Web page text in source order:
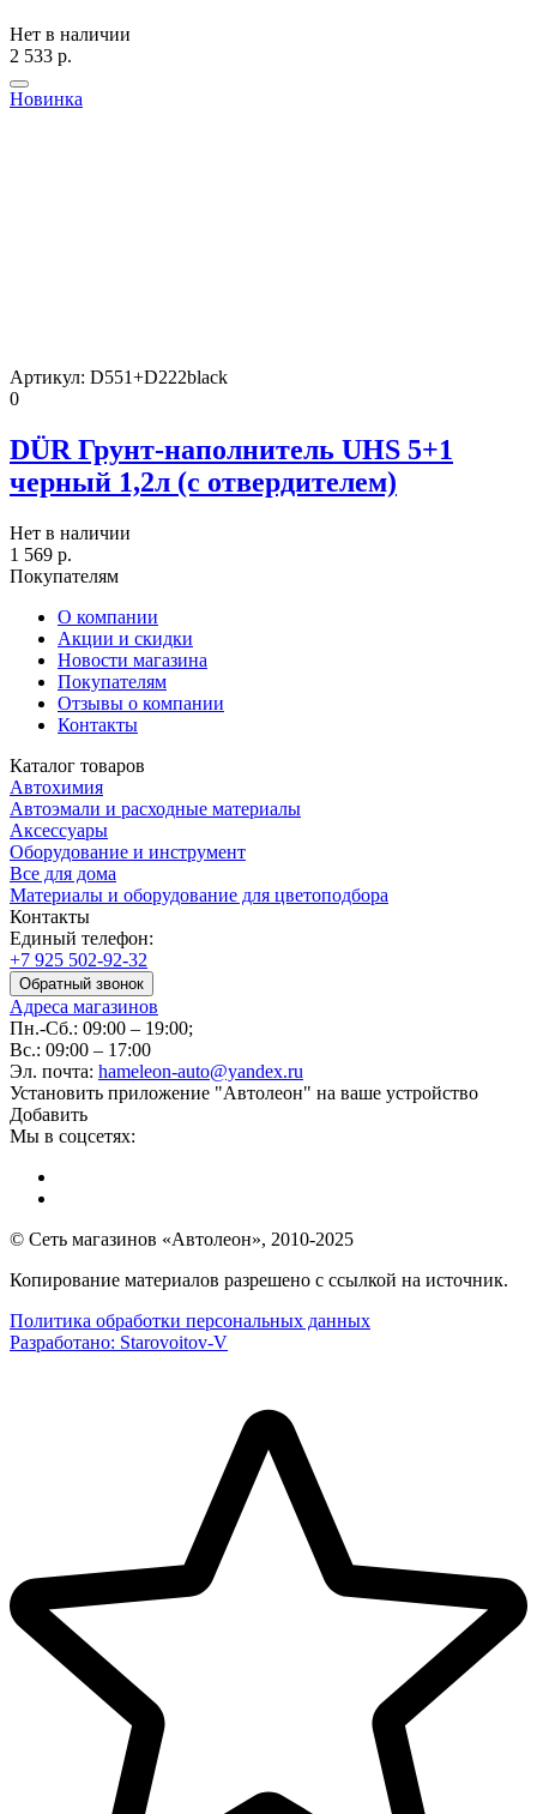
Нет в наличии
2 533 р.
Новинка
Артикул: D551+D222black
0
DÜR Грунт-наполнитель UHS 5+1
черный 1,2л (с отвердителем)
Нет в наличии
1 569 р.
Покупателям
О компании
Акции и скидки
Новости магазина
Покупателям
Отзывы о компании
Контакты
Каталог товаров
Автохимия
Автоэмали и расходные материалы
Аксессуары
Оборудование и инструмент
Все для дома
Материалы и оборудование для цветоподбора
Контакты
Единый телефон:
+7 925 502-92-32
Обратный звонок
Адреса магазинов
Пн.-Сб.: 09:00 – 19:00;
Вс.: 09:00 – 17:00
Эл. почта: hameleon-auto@yandex.ru
Установить приложение "Автолеон" на ваше устройство
Добавить
Мы в соцсетях:
© Сеть магазинов «Автолеон», 2010-2025
Копирование материалов разрешено с ссылкой на источник.
Политика обработки персональных данных
Разработано: Starovoitov-V